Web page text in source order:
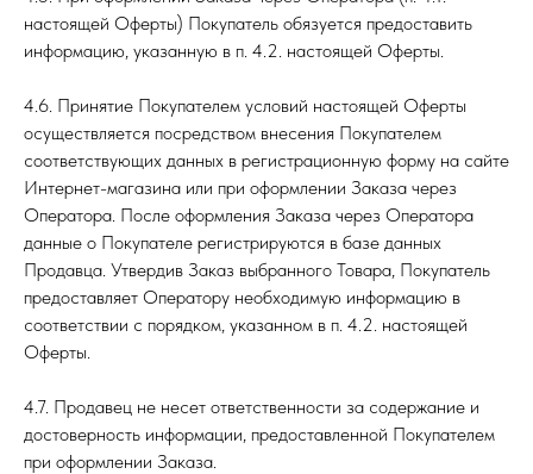
настоящей Оферты) Покупатель обязуется предоставить
информацию, указанную в п. 4.2. настоящей Оферты.
4.6. Принятие Покупателем условий настоящей Оферты
осуществляется посредством внесения Покупателем
соответствующих данных в регистрационную форму на сайте
Интернет-магазина или при оформлении Заказа через
Оператора. После оформления Заказа через Оператора
данные о Покупателе регистрируются в базе данных
Продавца. Утвердив Заказ выбранного Товара, Покупатель
предоставляет Оператору необходимую информацию в
соответствии с порядком, указанном в п. 4.2. настоящей
Оферты.
4.7. Продавец не несет ответственности за содержание и
достоверность информации, предоставленной Покупателем
при оформлении Заказа.